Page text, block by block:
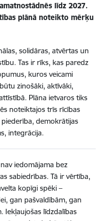
līdz 2027.
plānā noteikto mērķu
solidāras, atvērtas un
Tas ir rīks, kas paredz
kuros veicami
zinošāki, aktīvāki,
Plāna ietvaros tiks
noteiktajos trīs rīcības
demokrātijas
integrācija.
iedomājama bez
sabiedrības. Tā ir vērtība,
kopīgi spēki –
gan pašvaldībām, gan
Iekļaujošas līdzdalības